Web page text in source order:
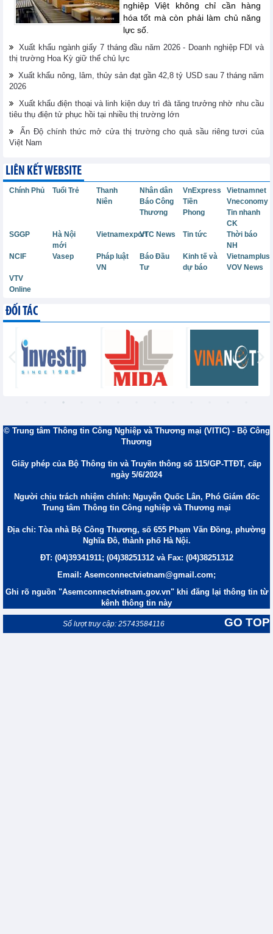
nghiệp Việt không chỉ cần hàng
hóa tốt mà còn phải làm chủ năng
lực số.
Xuất khẩu ngành giấy 7 tháng đầu năm 2026 - Doanh nghiệp FDI và
thị trường Hoa Kỳ giữ thế chủ lực
Xuất khẩu nông, lâm, thủy sản đạt gần 42,8 tỷ USD sau 7 tháng năm
2026
Xuất khẩu điện thoại và linh kiện duy trì đà tăng trưởng nhờ nhu cầu
tiêu thụ điện tử phục hồi tại nhiều thị trường lớn
Ấn Độ chính thức mở cửa thị trường cho quả sầu riêng tươi của
Việt Nam
LIÊN KẾT WEBSITE
Chính Phủ Tuổi Trẻ
Thanh
Niên
Nhân dân VnExpress
Vietnamnet
Báo Công
Thương
Tiền
Phong
Vneconomy
Tin nhanh
CK
SGGP
Hà Nội
mới
VietnamexportVTC News Tin tức
Thời báo
NH
NCIF
Vasep
Pháp luật
VN
Báo Đầu
Tư
Kinh tế và
dự báo
Vietnamplus
VOV News
VTV
Online
ĐỐI TÁC
© Trung tâm Thông tin Công Nghiệp và Thương mại (VITIC) - Bộ Công
Thương
Giấy phép của Bộ Thông tin và Truyền thông số 115/GP-TTĐT, cấp
ngày 5/6/2024
Người chịu trách nhiệm chính: Nguyễn Quốc Lân, Phó Giám đốc
Trung tâm Thông tin Công nghiệp và Thương mại
Địa chỉ: Tòa nhà Bộ Công Thương, số 655 Phạm Văn Đồng, phường
Nghĩa Đô, thành phố Hà Nội.
ĐT: (04)39341911; (04)38251312 và Fax: (04)38251312
Email: Asemconnectvietnam@gmail.com;
Ghi rõ nguồn "Asemconnectvietnam.gov.vn" khi đăng lại thông tin từ
kênh thông tin này
GO TOP
Số lượt truy cập: 25743584116